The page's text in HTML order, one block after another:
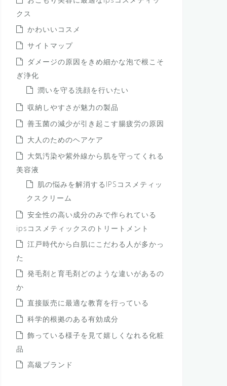
クス
かわいいコスメ
サイトマップ
ダメージの原因をきめ細かな泡で根こそ
ぎ浄化
潤いを守る洗顔を行いたい
収納しやすさが魅力の製品
善玉菌の減少が引き起こす腸疲労の原因
大人のためのヘアケア
大気汚染や紫外線から肌を守ってくれる
美容液
肌の悩みを解消するIPSコスメティッ
クスクリーム
安全性の高い成分のみで作られている
ipsコスメティックスのトリートメント
江戸時代から白肌にこだわる人が多かっ
た
発毛剤と育毛剤どのような違いがあるの
か
直接販売に最適な教育を行っている
科学的根拠のある有効成分
飾っている様子を見て嬉しくなれる化粧
品
高級ブランド